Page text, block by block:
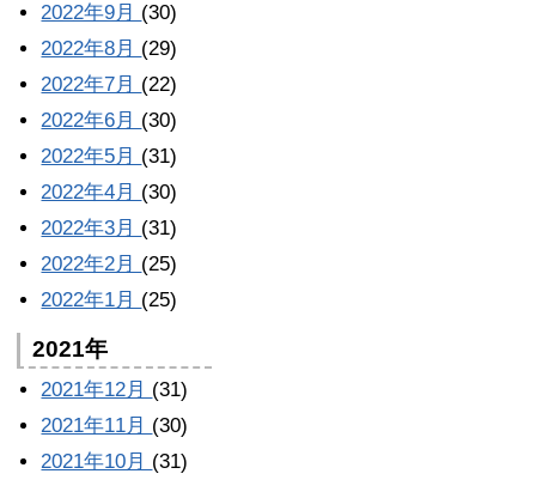
2022年9月 (30)
2022年8月 (29)
2022年7月 (22)
2022年6月 (30)
2022年5月 (31)
2022年4月 (30)
2022年3月 (31)
2022年2月 (25)
2022年1月 (25)
2021年
2021年12月 (31)
2021年11月 (30)
2021年10月 (31)